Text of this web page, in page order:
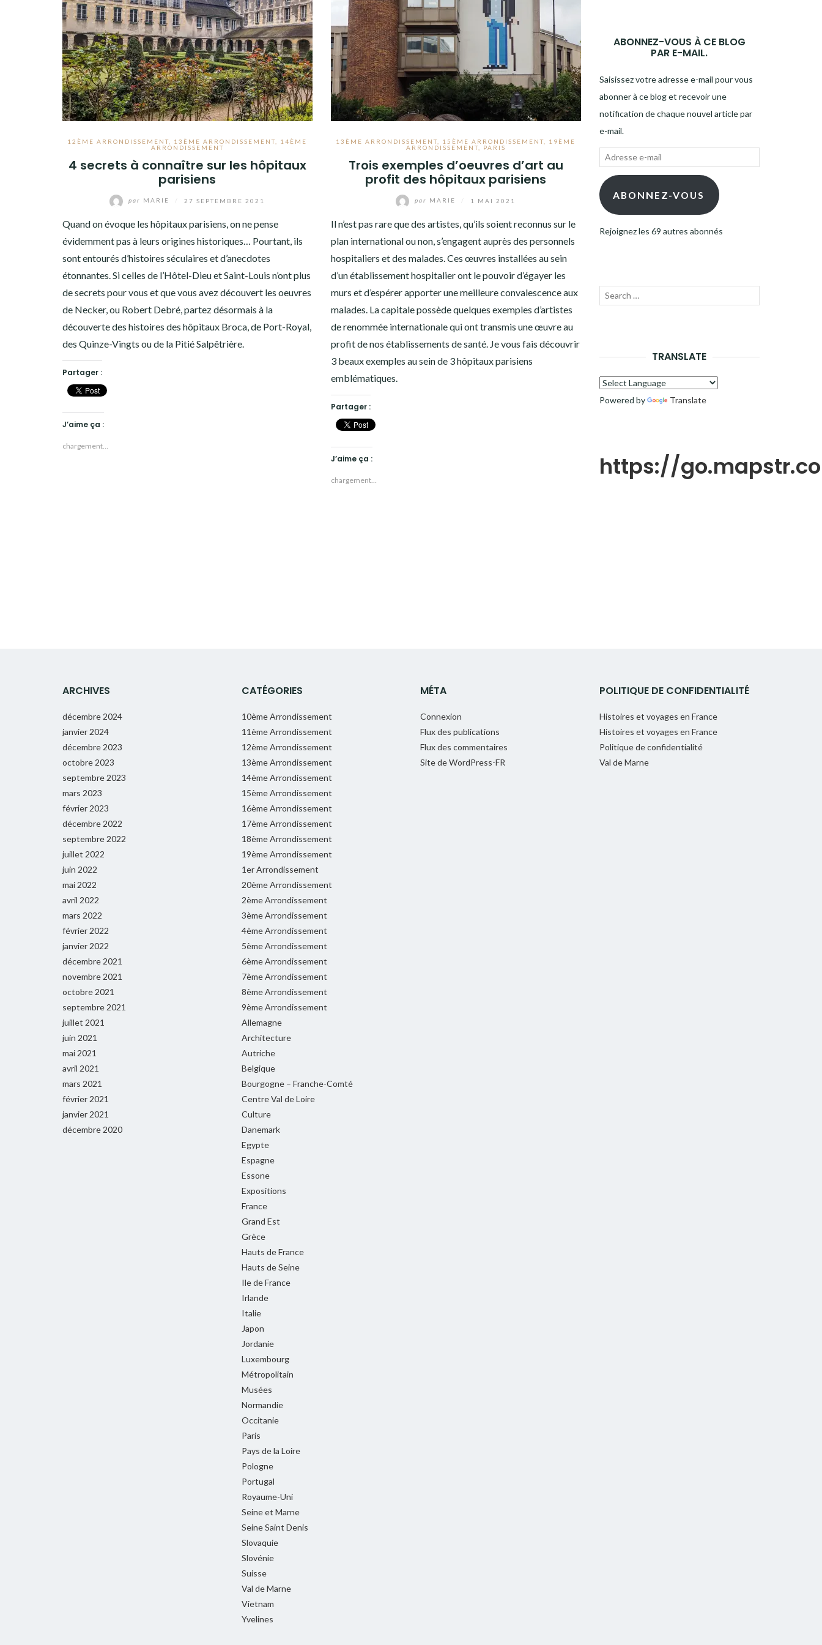
12ÈME ARRONDISSEMENT 13ÈME ARRONDISSEMENT
14ÈME
ARRONDISSEMENT
4 secrets à connaître sur les hôpitaux
parisiens
par MARIE 27 SEPTEMBRE 2021
Quand on évoque les hôpitaux parisiens, on ne pense
évidemment pas à leurs origines historiques… Pourtant, ils
sont entourés d’histoires séculaires et d’anecdotes
étonnantes. Si celles de l’Hôtel-Dieu et Saint-Louis n’ont plus
de secrets pour vous et que vous avez découvert les oeuvres
de Necker, ou Robert Debré, partez désormais à la
découverte des histoires des hôpitaux Broca, de Port-Royal,
des Quinze-Vingts ou de la Pitié Salpêtrière.
Partager :
J’aime ça :
chargement…
13ÈME ARRONDISSEMENT 15ÈME ARRONDISSEMENT
19ÈME
ARRONDISSEMENT, PARIS
Trois exemples d’oeuvres d’art au
profit des hôpitaux parisiens
par MARIE 1 MAI 2021
Il n’est pas rare que des artistes, qu’ils soient reconnus sur le
plan international ou non, s’engagent auprès des personnels
hospitaliers et des malades. Ces œuvres installées au sein
d’un établissement hospitalier ont le pouvoir d’égayer les
murs et d’espérer apporter une meilleure convalescence aux
malades. La capitale possède quelques exemples d’artistes
de renommée internationale qui ont transmis une œuvre au
profit de nos établissements de santé. Je vous fais découvrir
3 beaux exemples au sein de 3 hôpitaux parisiens
emblématiques.
Partager :
J’aime ça :
chargement…
ABONNEZ-VOUS À CE BLOG
PAR E-MAIL.
Saisissez votre adresse e-mail pour vous
abonner à ce blog et recevoir une
notification de chaque nouvel article par
e-mail.
Adresse
mail ABONNEZ-VOUS
Rejoignez les 69 autres abonnés
Recherche
TRANSLATE
Powered by Translate
https://
ARCHIVES
décembre 2024
janvier 2024
décembre 2023
octobre 2023
septembre 2023
mars 2023
février 2023
décembre 2022
septembre 2022
juillet 2022
juin 2022
mai 2022
avril 2022
mars 2022
février 2022
janvier 2022
décembre 2021
novembre 2021
octobre 2021
septembre 2021
juillet 2021
juin 2021
mai 2021
avril 2021
mars 2021
février 2021
janvier 2021
décembre 2020
CATÉGORIES
10ème Arrondissement
11ème Arrondissement
12ème Arrondissement
13ème Arrondissement
14ème Arrondissement
15ème Arrondissement
16ème Arrondissement
17ème Arrondissement
18ème Arrondissement
19ème Arrondissement
1er Arrondissement
20ème Arrondissement
2ème Arrondissement
3ème Arrondissement
4ème Arrondissement
5ème Arrondissement
6ème Arrondissement
7ème Arrondissement
8ème Arrondissement
9ème Arrondissement
Allemagne
Architecture
Autriche
Belgique
Bourgogne – Franche-Comté
Centre Val de Loire
Culture
Danemark
Egypte
Espagne
Essone
Expositions
France
Grand Est
Grèce
Hauts de France
Hauts de Seine
Ile de France
Irlande
Italie
Japon
Jordanie
Luxembourg
Métropolitain
Musées
Normandie
Occitanie
Paris
Pays de la Loire
Pologne
Portugal
Royaume-Uni
Seine et Marne
Seine Saint Denis
Slovaquie
Slovénie
Suisse
Val de Marne
Vietnam
Yvelines
MÉTA
Connexion
Flux des publications
Flux des commentaires
Site de WordPress-FR
POLITIQUE DE CONFIDENTIALITÉ
Histoires et voyages en France
Histoires et voyages en France
Politique de confidentialité
Val de Marne